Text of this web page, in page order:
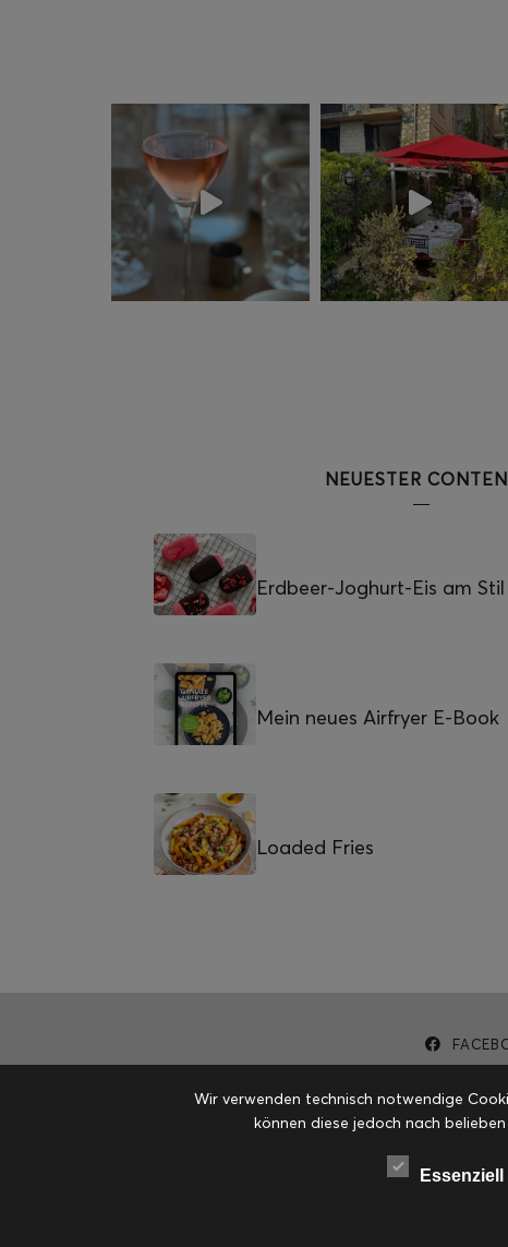
NEUESTER
Erdbeer-Joghurt-Eis am Stil
Mein neues Airfryer E-Book
Loaded Fries
Wir verwenden technisch notwendige
können diese jedoch nach
Essenziell